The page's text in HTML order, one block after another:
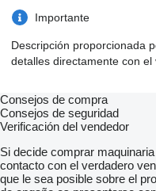
Importante
Descripción proporcionada
detalles directamente con el
Consejos de compra
Consejos de seguridad
Verificación del vendedor
Si decide comprar
contacto con el verdadero
que le sea posible sobre el